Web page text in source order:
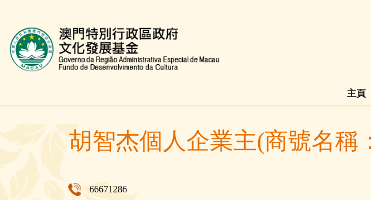
文化發展基金網頁
主頁
胡智杰個人企業主(商號名稱
66671286